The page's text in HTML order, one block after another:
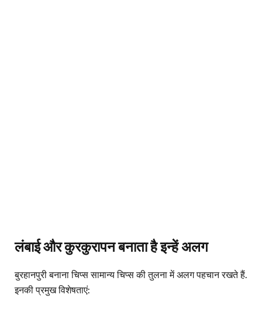
लंबाई और कुरकुरापन बनाता है इन्हें अलग
बुरहानपुरी बनाना चिप्स सामान्य चिप्स की तुलना में अलग पहचान रखते हैं.
इनकी प्रमुख विशेषताएं: